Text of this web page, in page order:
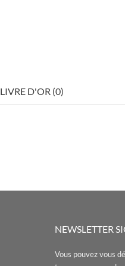
LIVRE D'OR (0)
NEWSLETTER
Vous pouvez vous